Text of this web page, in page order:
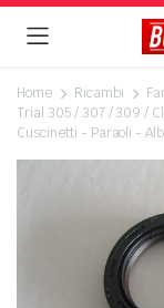
Home Ricambi
Trial 305 / 307 / 309 /
Cuscinetti - Paraoli -